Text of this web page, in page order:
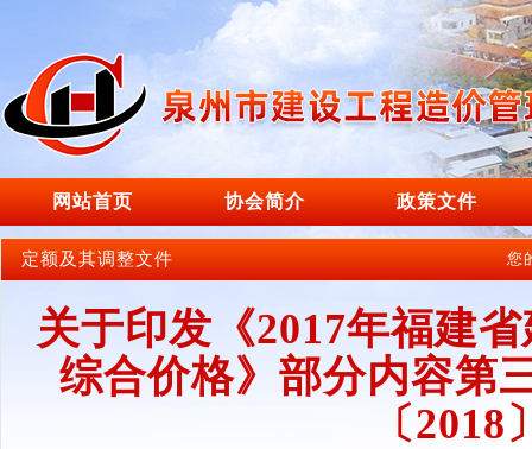
网站首页 协会简介 政策文件
定额及其调整文件 您
关于印发《2017年福建
综合价格》部分内容第
〔2018